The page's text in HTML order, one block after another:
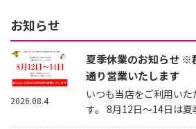
お知らせ
夏季休業のお知らせ ※
通り営業いたします
いつも当店をご利用い
す。 8月12日～14日は夏
2026.08.4